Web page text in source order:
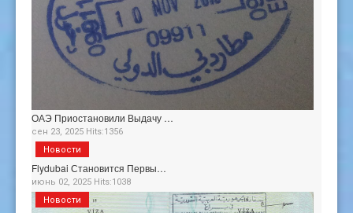
ОАЭ Приостановили Выдачу …
сен 23, 2025 Hits:1356
Flydubai Становится Первы…
июнь 02, 2025 Hits:1038
Новости
Новости